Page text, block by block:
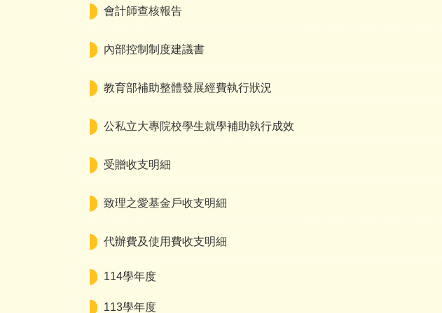
會計師查核報告
內部控制制度建議書
教育部補助整體發展經費執行狀況
公私立大專院校學生就學補助執行成效
受贈收支明細
致理之愛基金戶收支明細
代辦費及使用費收支明細
114學年度
113學年度